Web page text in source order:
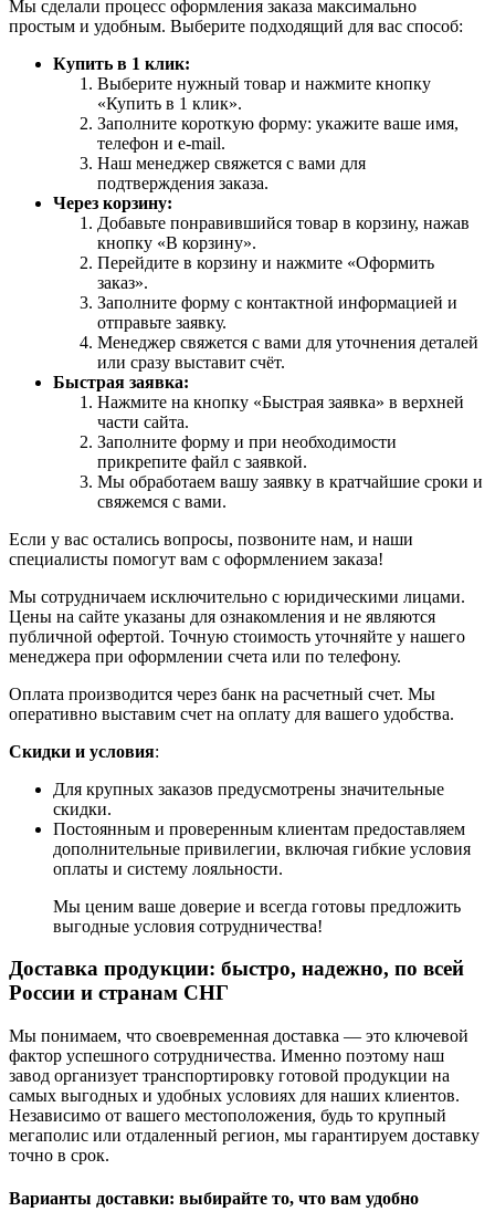
Мы сделали процесс оформления заказа максимально
простым и удобным. Выберите подходящий для вас способ:
Купить в 1 клик:
Выберите нужный товар и нажмите кнопку
«Купить в 1 клик».
Заполните короткую форму: укажите ваше имя,
телефон и e-mail.
Наш менеджер свяжется с вами для
подтверждения заказа.
Через корзину:
Добавьте понравившийся товар в корзину, нажав
кнопку «В корзину».
Перейдите в корзину и нажмите «Оформить
заказ».
Заполните форму с контактной информацией и
отправьте заявку.
Менеджер свяжется с вами для уточнения деталей
или сразу выставит счёт.
Быстрая заявка:
Нажмите на кнопку «Быстрая заявка» в верхней
части сайта.
Заполните форму и при необходимости
прикрепите файл с заявкой.
Мы обработаем вашу заявку в кратчайшие сроки и
свяжемся с вами.
Если у вас остались вопросы, позвоните нам, и наши
специалисты помогут вам с оформлением заказа!
Мы сотрудничаем исключительно с юридическими лицами.
Цены на сайте указаны для ознакомления и не являются
публичной офертой. Точную стоимость уточняйте у нашего
менеджера при оформлении счета или по телефону.
Оплата производится через банк на расчетный счет. Мы
оперативно выставим счет на оплату для вашего удобства.
Скидки и условия:
Для крупных заказов предусмотрены значительные
скидки.
Постоянным и проверенным клиентам предоставляем
дополнительные привилегии, включая гибкие условия
оплаты и систему лояльности.
Мы ценим ваше доверие и всегда готовы предложить
выгодные условия сотрудничества!
Доставка продукции: быстро, надежно, по всей
России и странам СНГ
Мы понимаем, что своевременная доставка — это ключевой
фактор успешного сотрудничества. Именно поэтому наш
завод организует транспортировку готовой продукции на
самых выгодных и удобных условиях для наших клиентов.
Независимо от вашего местоположения, будь то крупный
мегаполис или отдаленный регион, мы гарантируем доставку
точно в срок.
Варианты доставки: выбирайте то, что вам удобно